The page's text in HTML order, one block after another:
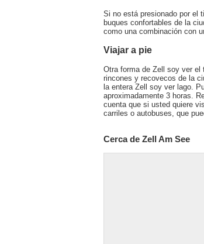
Si no está presionado por el
buques confortables de la
como una combinación con
Viajar a pie
Otra forma de Zell soy ver el
rincones y recovecos de la
la entera Zell soy ver lago.
aproximadamente 3 horas.
cuenta que si usted quiere
carriles o autobuses, que
Cerca de Zell Am See